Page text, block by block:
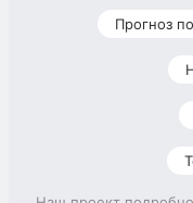
Прогноз